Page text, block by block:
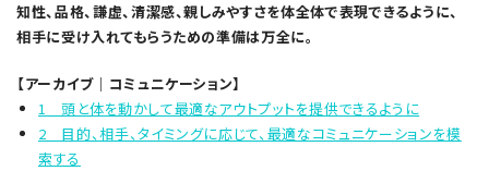
知性、品格、謙虚、清潔感、親しみやすさを体全体で表現できるように、
相手に受け入れてもらうための準備は万全に。
【アーカイブ｜コミュニケーション】
1 頭と体を動かして最適なアウトプットを提供できるように
2 目的、相手、タイミングに応じて、最適なコミュニケーションを模
索する